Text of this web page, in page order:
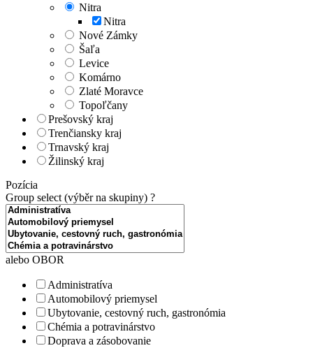
Nitra
Nitra
Nové Zámky
Šaľa
Levice
Komárno
Zlaté Moravce
Topoľčany
Prešovský kraj
Trenčiansky kraj
Trnavský kraj
Žilinský kraj
Pozícia
Group select (výběr na skupiny) ?
alebo OBOR
Administratíva
Automobilový priemysel
Ubytovanie, cestovný ruch, gastronómia
Chémia a potravinárstvo
Doprava a zásobovanie